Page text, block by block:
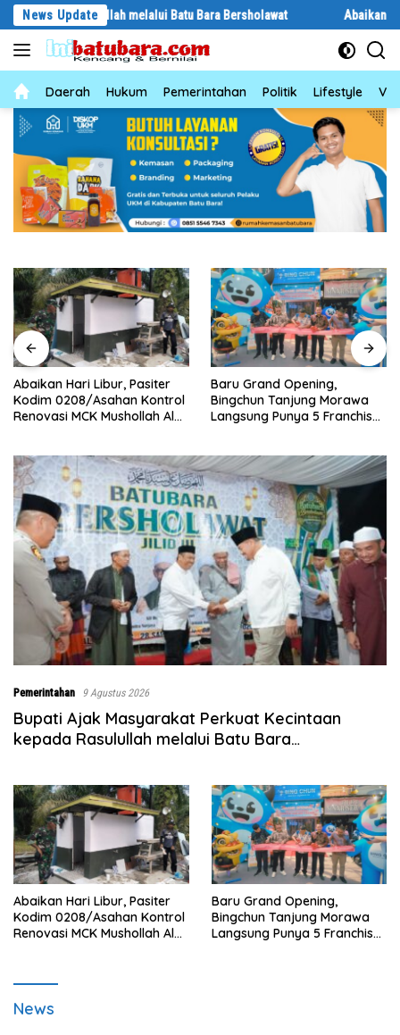
Langsung
konten
News Update
melalui Batu Bara Bersholawat Abaikan Hari Libur,
NewsDaerah Hukum Pemerintahan Politik Lifestyle
Abaikan Hari Libur, Pasiter
Kodim 0208/Asahan Kontrol
Renovasi MCK Mushollah Al
‎Baru Grand Opening,
Bingchun Tanjung Morawa
Langsung Punya 5 Franchise
Pemerintahan 9 Agustus 2026
Bupati Ajak Masyarakat Perkuat Kecintaan
kepada Rasulullah melalui Batu Bara
Abaikan Hari Libur, Pasiter
Kodim 0208/Asahan Kontrol
Renovasi MCK Mushollah Al
‎Baru Grand Opening,
Bingchun Tanjung Morawa
Langsung Punya 5 Franchise
IniBatubara.com
News